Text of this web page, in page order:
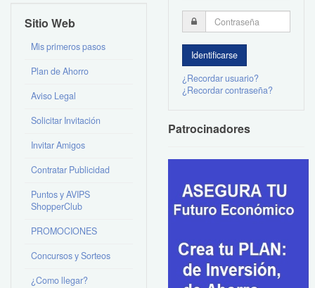
Sitio Web
Mis primeros pasos
Plan de Ahorro
Aviso Legal
Solicitar Invitación
Invitar Amigos
Contratar Publicidad
Puntos y AVIPS
ShopperClub
PROMOCIONES
Concursos y Sorteos
¿Como llegar?
¿Recordar usuario?
¿Recordar contraseña?
Patrocinadores